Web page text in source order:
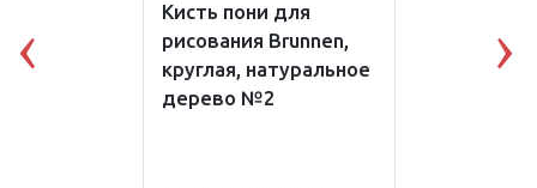
Кисть пони для
рисования Brunnen,
круглая, натуральное
дерево №2